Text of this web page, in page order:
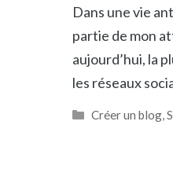
Dans une vie
partie de mon
aujourd’hui, la
les réseaux
Catégories
Créer un blog,